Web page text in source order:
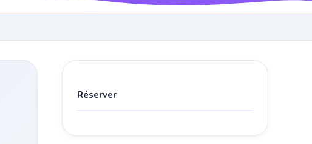
Réserver